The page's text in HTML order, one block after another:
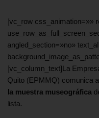
[vc_row css_animation=»»
angled_section=»no»
[vc_column_text]La
Quito (EPMMQ) comunica
la muestra museográfica
lista.